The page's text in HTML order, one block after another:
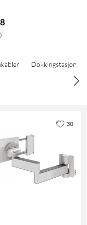
Dokkingstasjon
30